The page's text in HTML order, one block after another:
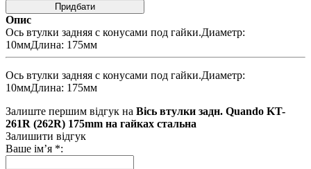
Придбати
Опис
Ось втулки задняя с конусами под гайки.Диаметр:
10ммДлина: 175мм
Ось втулки задняя с конусами под гайки.Диаметр:
10ммДлина: 175мм
Залиште першим відгук на Вісь втулки задн. Quando KT-
261R (262R) 175mm на гайках стальна
Залишити відгук
Ваше ім’я *: